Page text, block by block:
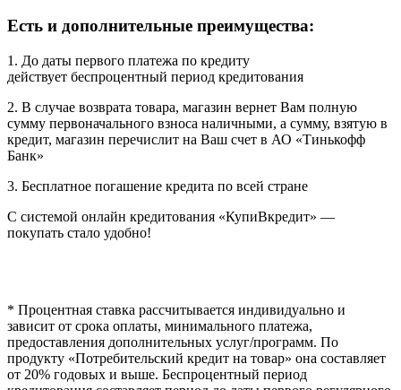
Есть и дополнительные преимущества:
1. До даты первого платежа по кредиту
действует беспроцентный период кредитования
2. В случае возврата товара, магазин вернет Вам полную
сумму первоначального взноса наличными, а сумму, взятую в
кредит, магазин перечислит на Ваш счет в АО «Тинькофф
Банк»
3. Бесплатное погашение кредита по всей стране
С системой онлайн кредитования «КупиВкредит» —
покупать стало удобно!
* Процентная ставка рассчитывается индивидуально и
зависит от срока оплаты, минимального платежа,
предоставления дополнительных услуг/программ. По
продукту «Потребительский кредит на товар» она составляет
от 20% годовых и выше. Беспроцентный период